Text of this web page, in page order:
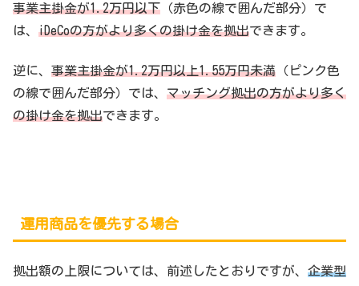
事業主掛金が1.2万円以下 （赤色の線で囲んだ部分）で
は、 iDeCoの方がより多くの掛け金を拠出できます。
逆に、 事業主掛金が1.2万円以上1.55万円未満 （ピンク色
の線で囲んだ部分）では、 マッチング拠出の方がより多く
の掛け金を拠出できます。
運用商品を優先する場合
拠出額の上限については、前述したとおりですが、 企業型